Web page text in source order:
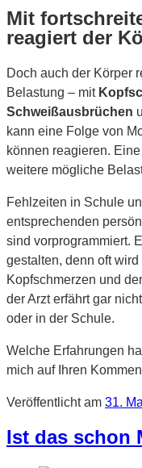
Mit
reagiert der
Doch auch der Körper
Belastung – mit
Schweißausbrüchen
kann eine Folge von
können reagieren. Eine
weitere mögliche
Fehlzeiten in Schule
entsprechenden
sind vorprogrammiert.
gestalten, denn oft
Kopfschmerzen und
der Arzt erfährt gar
oder in der Schule.
Welche Erfahrungen
mich auf Ihren
Veröffentlicht am 31.
Ist das schon